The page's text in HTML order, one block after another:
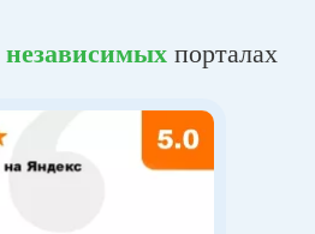
независимых порталах